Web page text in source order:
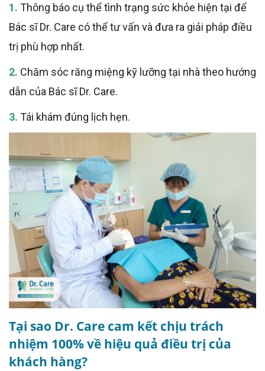
Thông báo cụ thể tình trạng sức khỏe hiện tại để
Bác sĩ Dr. Care có thể tư vấn và đưa ra giải pháp điều
trị phù hợp nhất.
2. Chăm sóc răng miệng kỹ lưỡng tại nhà theo hướng
dẫn của Bác sĩ Dr. Care.
3. Tái khám đúng lịch hẹn.
Tại sao Dr. Care cam kết chịu trách
nhiệm 100% về hiệu quả điều trị của
khách hàng?